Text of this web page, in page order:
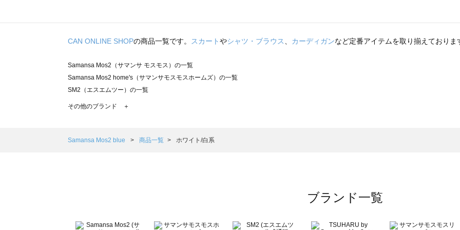
CAN ONLINE SHOPの商品一覧です。 スカートやシャツ・ブラウス、 カーディガンなど定番アイテムを取り揃えておりま
Samansa Mos2（サマンサ モスモス）の一覧
Samansa Mos2 home's（サマンサモスモスホームズ）の一覧
SM2（エスエムツー）の一覧
TSUHARU by Samansa Mos2（ツハルバイサマンサモスモス）の一覧
Samansa Mos2 Lagom（サマンサモスモス ラーゴム）の一覧
BETTY'S BLUE（べティーズブルー）の一覧
その他のブランド ＋
Samansa Mos2 blue 商品一覧 ホワイト/白系
ブランド一覧